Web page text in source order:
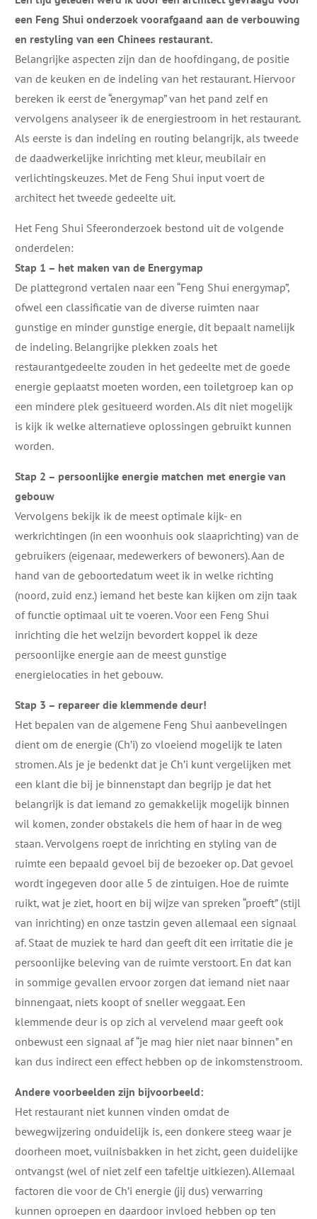
een Feng Shui onderzoek voorafgaand aan de verbouwing
en restyling van een Chinees restaurant.
Belangrijke aspecten zijn dan de hoofdingang, de positie
van de keuken en de indeling van het restaurant. Hiervoor
bereken ik eerst de “energymap” van het pand zelf en
vervolgens analyseer ik de energiestroom in het restaurant.
Als eerste is dan indeling en routing belangrijk, als tweede
de daadwerkelijke inrichting met kleur, meubilair en
verlichtingskeuzes. Met de Feng Shui input voert de
architect het tweede gedeelte uit.
Het Feng Shui Sfeeronderzoek bestond uit de volgende
onderdelen:
Stap 1 – het maken van de Energymap
De plattegrond vertalen naar een “Feng Shui energymap”,
ofwel een classificatie van de diverse ruimten naar
gunstige en minder gunstige energie, dit bepaalt namelijk
de indeling. Belangrijke plekken zoals het
restaurantgedeelte zouden in het gedeelte met de goede
energie geplaatst moeten worden, een toiletgroep kan op
een mindere plek gesitueerd worden. Als dit niet mogelijk
is kijk ik welke alternatieve oplossingen gebruikt kunnen
worden.
Stap 2 – persoonlijke energie matchen met energie van
gebouw
Vervolgens bekijk ik de meest optimale kijk- en
werkrichtingen (in een woonhuis ook slaaprichting) van de
gebruikers (eigenaar, medewerkers of bewoners). Aan de
hand van de geboortedatum weet ik in welke richting
(noord, zuid enz.) iemand het beste kan kijken om zijn taak
of functie optimaal uit te voeren. Voor een Feng Shui
inrichting die het welzijn bevordert koppel ik deze
persoonlijke energie aan de meest gunstige
energielocaties in het gebouw.
Stap 3 – repareer die klemmende deur!
Het bepalen van de algemene Feng Shui aanbevelingen
dient om de energie (Ch’i) zo vloeiend mogelijk te laten
stromen. Als je je bedenkt dat je Ch’i kunt vergelijken met
een klant die bij je binnenstapt dan begrijp je dat het
belangrijk is dat iemand zo gemakkelijk mogelijk binnen
wil komen, zonder obstakels die hem of haar in de weg
staan. Vervolgens roept de inrichting en styling van de
ruimte een bepaald gevoel bij de bezoeker op. Dat gevoel
wordt ingegeven door alle 5 de zintuigen. Hoe de ruimte
ruikt, wat je ziet, hoort en bij wijze van spreken “proeft” (stijl
van inrichting) en onze tastzin geven allemaal een signaal
af. Staat de muziek te hard dan geeft dit een irritatie die je
persoonlijke beleving van de ruimte verstoort. En dat kan
in sommige gevallen ervoor zorgen dat iemand niet naar
binnengaat, niets koopt of sneller weggaat. Een
klemmende deur is op zich al vervelend maar geeft ook
onbewust een signaal af “je mag hier niet naar binnen” en
kan dus indirect een effect hebben op de inkomstenstroom.
Andere voorbeelden zijn bijvoorbeeld:
Het restaurant niet kunnen vinden omdat de
bewegwijzering onduidelijk is, een donkere steeg waar je
doorheen moet, vuilnisbakken in het zicht, geen duidelijke
ontvangst (wel of niet zelf een tafeltje uitkiezen). Allemaal
factoren die voor de Ch’i energie (jij dus) verwarring
kunnen oproepen en daardoor invloed hebben op ten